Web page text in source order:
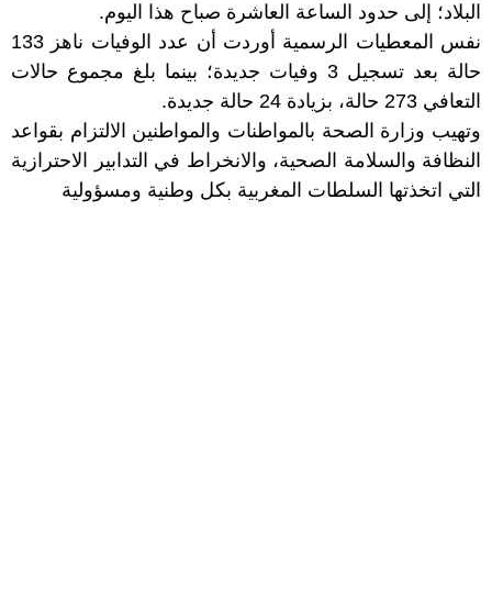
البلاد؛ إلى حدود الساعة العاشرة صباح هذا اليوم.
نفس المعطيات الرسمية أوردت أن عدد الوفيات ناهز 133
حالة بعد تسجيل 3 وفيات جديدة؛ بينما بلغ مجموع حالات
التعافي 273 حالة، بزيادة 24 حالة جديدة.
وتهيب وزارة الصحة بالمواطنات والمواطنين الالتزام بقواعد
النظافة والسلامة الصحية، والانخراط في التدابير الاحترازية
التي اتخذتها السلطات المغربية بكل وطنية ومسؤولية